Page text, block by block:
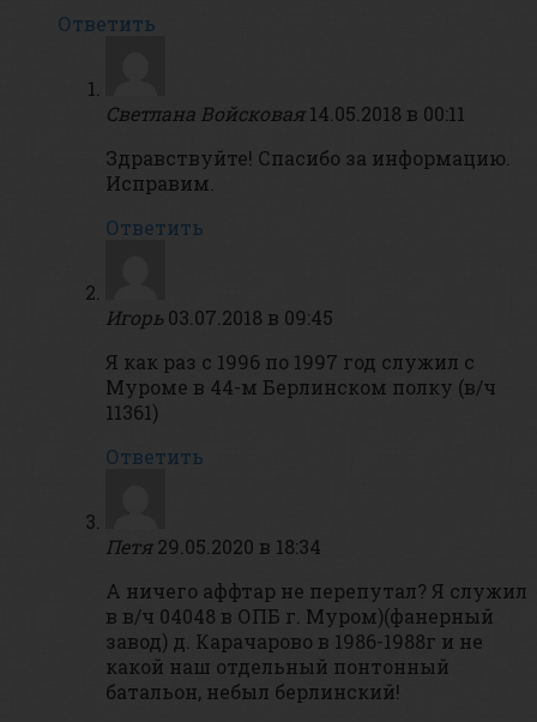
Ответить
Светлана Войсковая 14.05.2018 в 00:11
Здравствуйте! Спасибо за информацию.
Исправим.
Ответить
Игорь 03.07.2018 в 09:45
Я как раз с 1996 по 1997 год служил с
Муроме в 44-м Берлинском полку (в/ч
11361)
Ответить
Петя 29.05.2020 в 18:34
А ничего аффтар не перепутал? Я служил
в в/ч 04048 в ОПБ г. Муром)(фанерный
завод) д. Карачарово в 1986-1988г и не
какой наш отдельный понтонный
батальон, небыл берлинский!